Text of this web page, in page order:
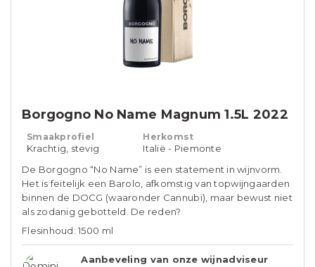
Borgogno No Name Magnum 1.5L 2022
Smaakprofiel
Krachtig, stevig
Herkomst
Italië - Piemonte
De Borgogno “No Name” is een statement in wijnvorm.
Het is feitelijk een Barolo, afkomstig van topwijngaarden
binnen de DOCG (waaronder Cannubi), maar bewust niet
als zodanig gebotteld. De reden?
Flesinhoud: 1500 ml
Aanbeveling van onze wijnadviseur